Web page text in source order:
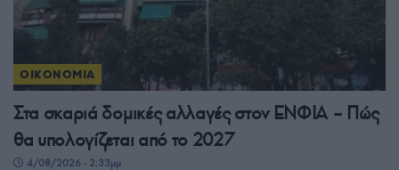
ΟΙΚΟΝΟΜΙΑ
Στα σκαριά δομικές αλλαγές στον ΕΝΦΙΑ – Πώς
θα υπολογίζεται από το 2027
4/08/2026 - 2:33μμ